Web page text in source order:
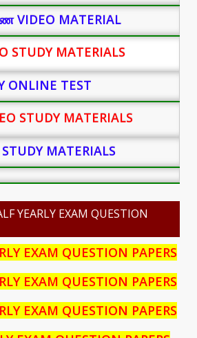
VIDEO MATERIAL
STUDY MATERIALS
ONLINE TEST
STUDY MATERIALS
MATERIALS
YEARLY EXAM QUESTION
EXAM QUESTION PAPERS
EXAM QUESTION PAPERS
EXAM QUESTION PAPERS